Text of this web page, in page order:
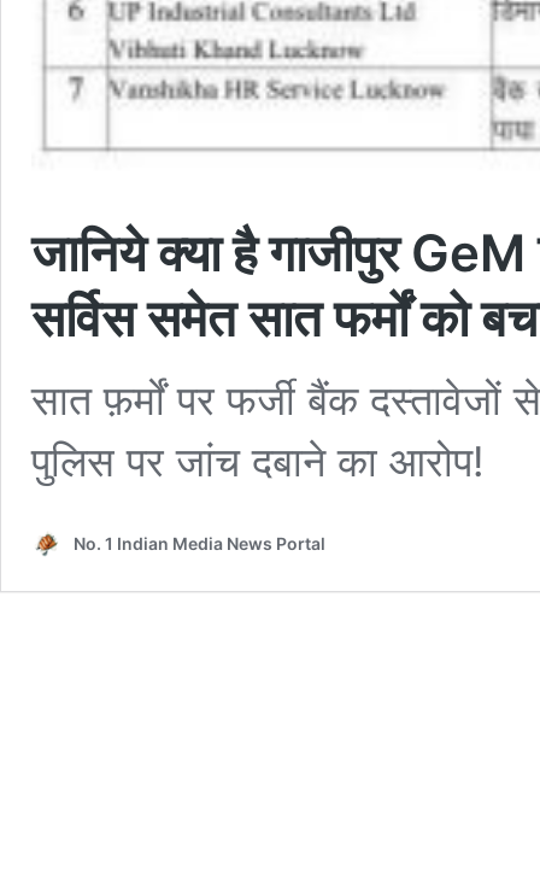
जानिये क्या है गाजीपुर
सर्विस समेत सात फर्मों को
सात फ़र्मों पर फर्जी बैंक दस्तावेजों
पुलिस पर जांच दबाने का आरोप!
No. 1 Indian Media News Portal